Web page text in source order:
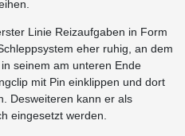
Linie Reizaufgaben in Form
eher ruhig, an dem
seinem am unteren Ende
mit Pin einklippen und dort
Desweiteren kann er als
eingesetzt werden.